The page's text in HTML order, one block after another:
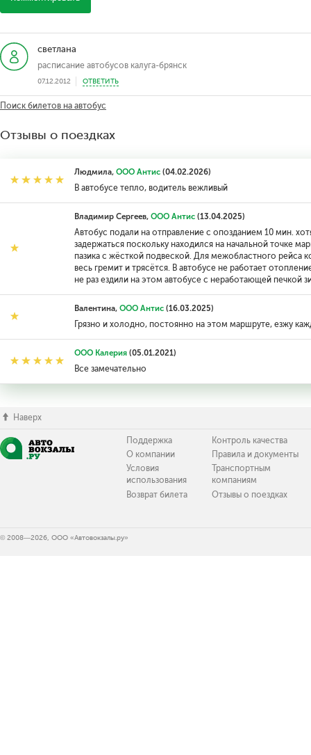
светлана
расписание автобусов калуга-брянск
07.12.2012 ОТВЕТИТЬ
Поиск билетов на автобус
Отзывы о поездках
Людмила, ООО Антис(04.02.2026)
В автобусе тепло, водитель вежливый
Владимир Сергеев, ООО Антис(13.04.2025)
Автобус подали на отправление с опозданием 10 мин.
задержаться поскольку находился на начальной точке
пазика с жёсткой подвеской. Для межобластного рейса
весь гремит и трясётся. В автобусе не работает
не раз ездили на этом автобусе с неработающей печкой
Валентина, ООО Антис(16.03.2025)
Грязно и холодно, постоянно на этом маршруте, езжу
ООО Калерия(05.01.2021)
Все замечательно
Наверх
Поддержка
О компании
Условия
использования
Возврат билета
Контроль качества
Правила и документы
Транспортным
компаниям
Отзывы о поездках
© 2008—2026, ООО «Автовокзалы.ру»